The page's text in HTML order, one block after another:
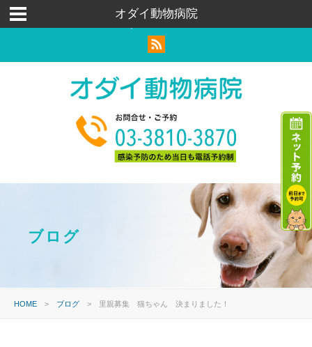
荒川区｜足立区｜北区｜犬猫ウサギ｜トリミングペットホテル
｜ハムスター
ブログ
HOME > ブログ > 里親募集 猫ちゃん 決まりました！
オダイ動物病院